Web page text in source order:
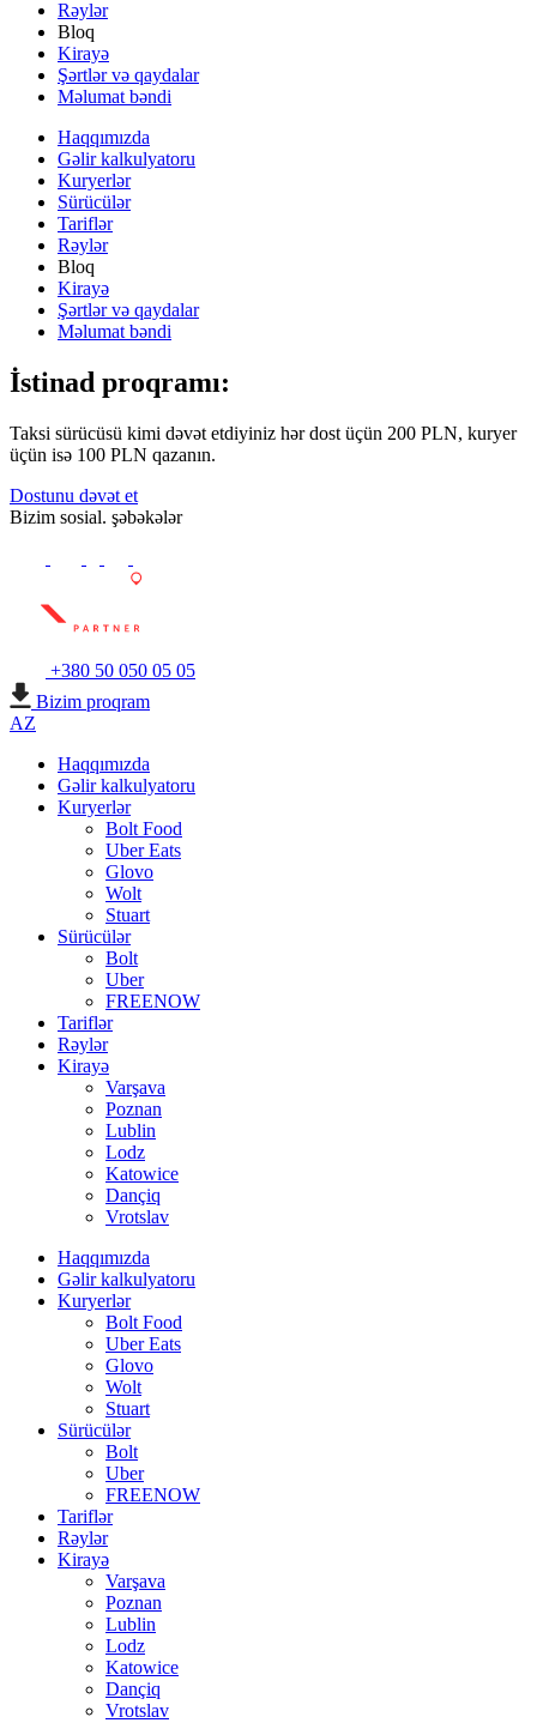
Rəylər
Bloq
Kirayə
Şərtlər və qaydalar
Məlumat bəndi
Haqqımızda
Gəlir kalkulyatoru
Kuryerlər
Sürücülər
Tariflər
Rəylər
Bloq
Kirayə
Şərtlər və qaydalar
Məlumat bəndi
İstinad proqramı:
Taksi sürücüsü kimi dəvət etdiyiniz hər dost üçün 200 PLN, kuryer
üçün isə 100 PLN qazanın.
Dostunu dəvət et
Bizim sosial. şəbəkələr
+380 50 050 05 05
Bizim proqram
AZ
Haqqımızda
Gəlir kalkulyatoru
Kuryerlər
Bolt Food
Uber Eats
Glovo
Wolt
Stuart
Sürücülər
Bolt
Uber
FREENOW
Tariflər
Rəylər
Kirayə
Varşava
Poznan
Lublin
Lodz
Katowice
Dançiq
Vrotslav
Haqqımızda
Gəlir kalkulyatoru
Kuryerlər
Bolt Food
Uber Eats
Glovo
Wolt
Stuart
Sürücülər
Bolt
Uber
FREENOW
Tariflər
Rəylər
Kirayə
Varşava
Poznan
Lublin
Lodz
Katowice
Dançiq
Vrotslav